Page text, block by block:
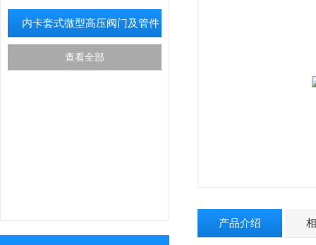
内卡套式微型高压阀门及管件
查看全部
产品介绍